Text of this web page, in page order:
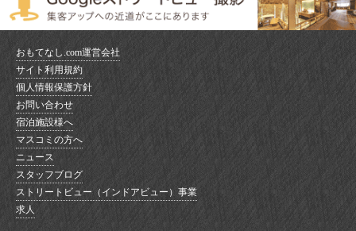
おもてなし.com運営会社
サイト利用規約
個人情報保護方針
お問い合わせ
宿泊施設様へ
マスコミの方へ
ニュース
スタッフブログ
ストリートビュー（インドアビュー）事業
求人